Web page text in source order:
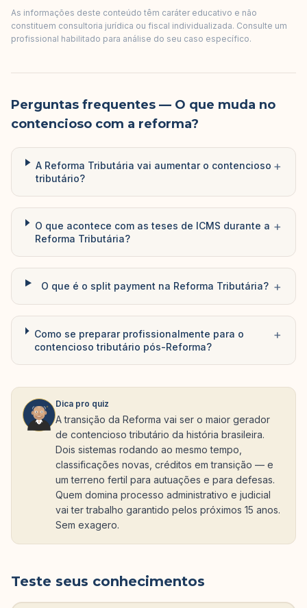
As informações deste conteúdo têm caráter educativo e não
constituem consultoria jurídica ou fiscal individualizada. Consulte um
profissional habilitado para análise do seu caso específico.
Perguntas frequentes — O que muda no
contencioso com a reforma?
A Reforma Tributária vai aumentar o contencioso
tributário?
+
O que acontece com as teses de ICMS durante a
Reforma Tributária?
+
O que é o split payment na Reforma Tributária? +
Como se preparar profissionalmente para o
contencioso tributário pós-Reforma?
+
Dica pro quiz
A transição da Reforma vai ser o maior gerador
de contencioso tributário da história brasileira.
Dois sistemas rodando ao mesmo tempo,
classificações novas, créditos em transição — e
um terreno fertil para autuações e para defesas.
Quem domina processo administrativo e judicial
vai ter trabalho garantido pelos próximos 15 anos.
Sem exagero.
Teste seus conhecimentos